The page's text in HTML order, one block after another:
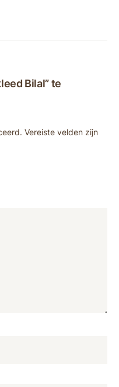
Bilal” te
Vereiste velden zijn